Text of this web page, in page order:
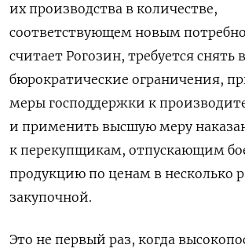
их производства в количестве,
соответствующем новым
считает Рогозин, требуется снять
бюрократические ограничения,
меры господдержки к
и применить высшую меру
к перекупщикам, отпускающим
продукцию по ценам в несколько
закупочной.
Это не первый раз, когда